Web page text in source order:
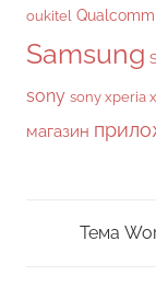
oukitel Qualcomm
Samsung
sony sony xperia x
магазин
Тема